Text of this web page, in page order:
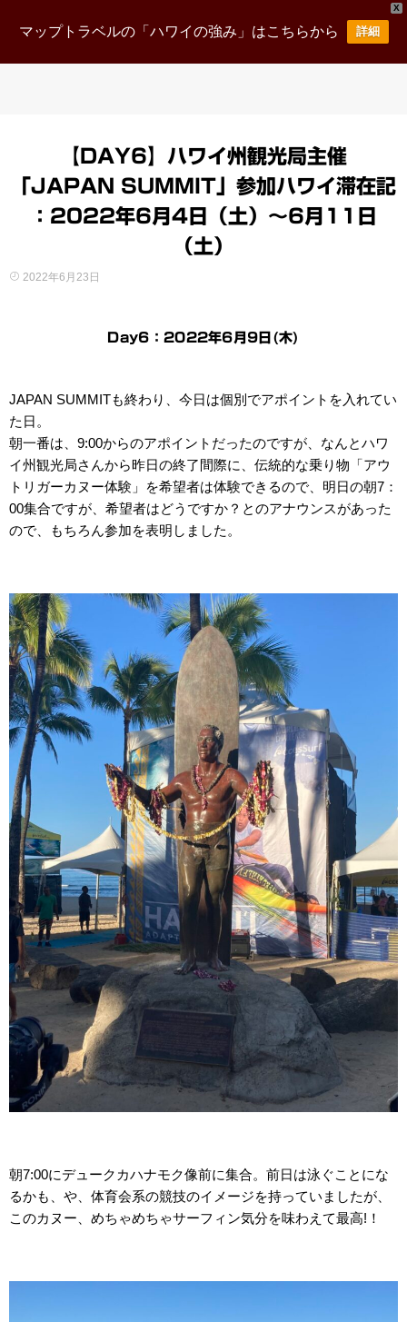
X
マップトラベルの「ハワイの強み」はこちらから 詳細
【DAY6】ハワイ州観光局主催
「JAPAN SUMMIT」参加ハワイ滞在記
：2022年6月4日（土）～6月11日
（土）
2022年6月23日
Day6：2022年6月9日(木)
JAPAN SUMMITも終わり、今日は個別でアポイントを入れてい
た日。
朝一番は、9:00からのアポイントだったのですが、なんとハワ
イ州観光局さんから昨日の終了間際に、伝統的な乗り物「アウ
トリガーカヌー体験」を希望者は体験できるので、明日の朝7：
00集合ですが、希望者はどうですか？とのアナウンスがあった
ので、もちろん参加を表明しました。
朝7:00にデュークカハナモク像前に集合。前日は泳ぐことにな
るかも、や、体育会系の競技のイメージを持っていましたが、
このカヌー、めちゃめちゃサーフィン気分を味わえて最高!！